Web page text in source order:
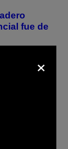
fue de
DUQUE
son
×